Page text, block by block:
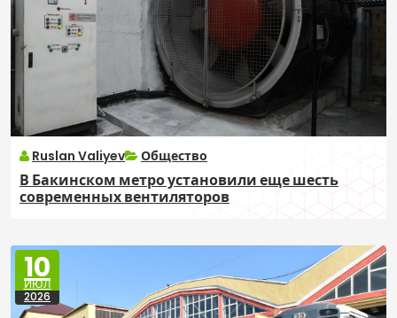
Ruslan Valiyev Общество
В Бакинском метро установили еще шесть
современных вентиляторов
10
ИЮЛ
2026